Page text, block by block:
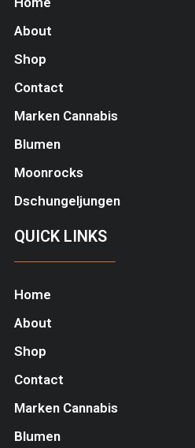
About
Shop
Contact
Marken Cannabis
Blumen
Moonrocks
Dschungeljungen
QUICK LINKS
Home
About
Shop
Contact
Marken Cannabis
Blumen